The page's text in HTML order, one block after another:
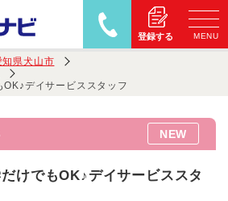
登録する MENU
知県犬山市
デイサービススタッフ
NEW
けでもOK♪デイサービススタ